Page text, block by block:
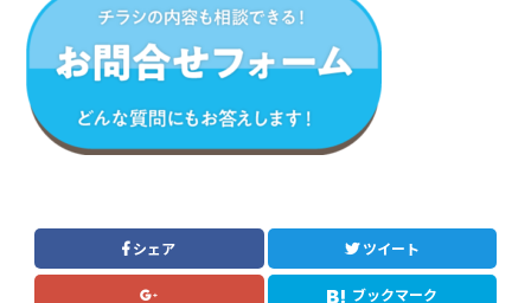
シェア ツイート
ブックマーク